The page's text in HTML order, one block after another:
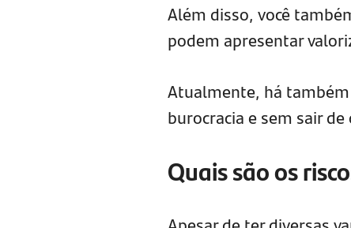
Além disso, você
podem apresentar
Atualmente, há
burocracia e sem sair
Quais são os